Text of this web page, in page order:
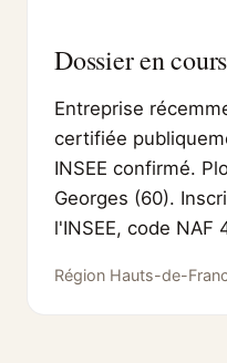
Dossier en
Entreprise
certifiée
INSEE confirmé.
Georges (60).
l'INSEE, code NAF
Région Hauts-de-